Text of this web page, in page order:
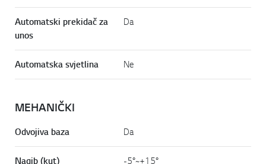
Automatski prekidač za
unos
Da
Automatska svjetlina Ne
MEHANIČKI
Odvojiva baza Da
Nagib (kut) -5°~+15°